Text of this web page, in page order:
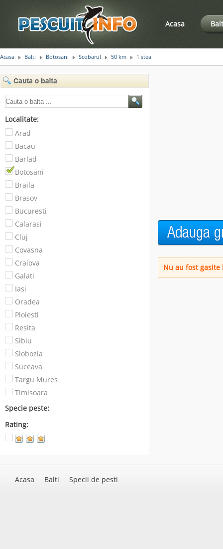
Acasa
Acasa Balti Botosani Scobarul 50 km 1 stea
Localitate:
Arad
Bacau
Barlad
Botosani
Braila
Brasov
Bucuresti
Calarasi
Cluj
Covasna
Craiova
Galati
Iasi
Oradea
Ploiesti
Resita
Sibiu
Slobozia
Suceava
Targu Mures
Timisoara
Specie peste:
Rating:
Nu au fost
Acasa Balti Specii de pesti